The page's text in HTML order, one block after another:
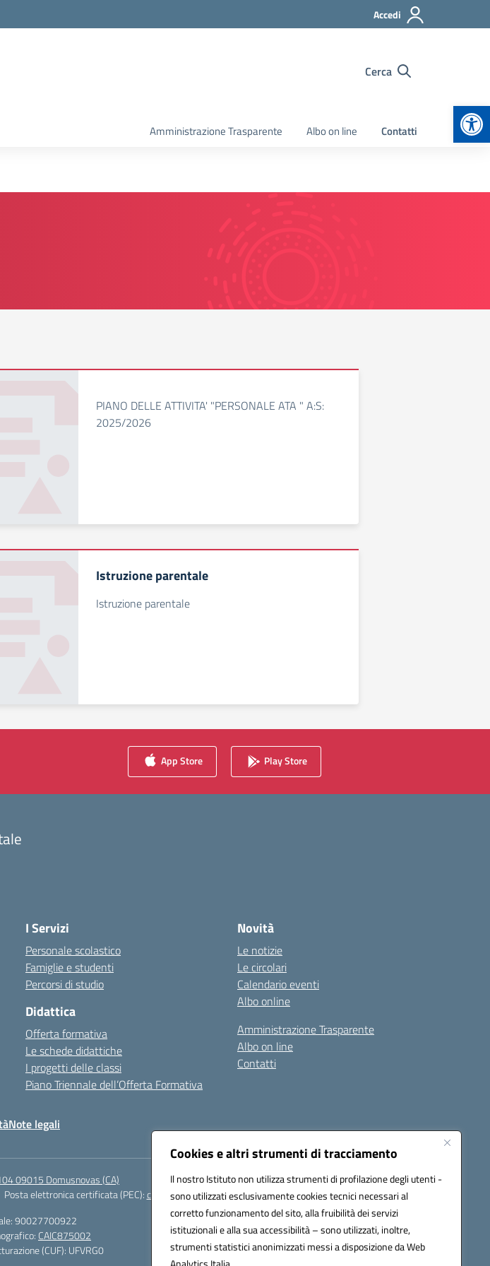
Cookies e altri strumenti di tracciamento
Il nostro Istituto non utilizza strumenti di profilazione degli utenti -
sono utilizzati esclusivamente cookies tecnici necessari al
corretto funzionamento del sito, alla fruibilità dei servizi
istituzionali e alla sua accessibilità – sono utilizzati, inoltre,
strumenti statistici anonimizzati messi a disposizione da Web
Accedi
Cerca
Amministrazione Trasparente Albo on line Contatti
PIANO DELLE ATTIVITA' "PERSONALE ATA " A:S:
2025/2026
Istruzione parentale
Istruzione parentale
App Store Play Store
I Servizi
Personale scolastico
Famiglie e studenti
Percorsi di studio
Didattica
Offerta formativa
Le schede didattiche
I progetti delle classi
Piano Triennale dell’Offerta Formativa
Novità
Le notizie
Le circolari
Calendario eventi
Albo online
Amministrazione Trasparente
Albo on line
Contatti
Note legali
09015 Domusnovas (CA)
Posta elettronica certificata (PEC):caic875002@pec.istruzione.it
90027700922
CAIC875002
(CUF): UFVRG0